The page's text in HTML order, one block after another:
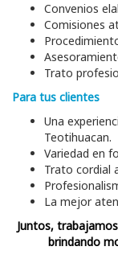
Convenios
Comisiones
Trato
Para tus clientes
Una
Teotihuacan.
Variedad en
Trato cordial
La mejor
Juntos,
brindando